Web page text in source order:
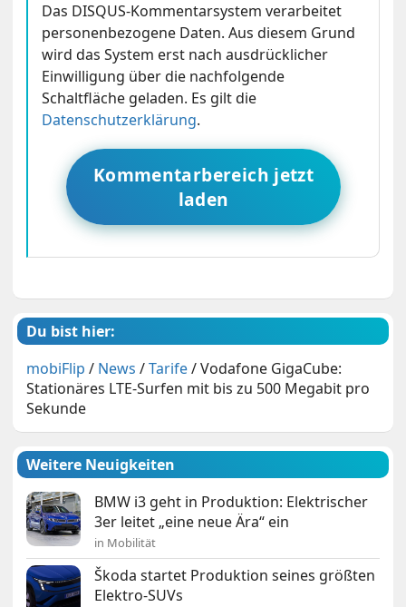
Das DISQUS-Kommentarsystem verarbeitet
personenbezogene Daten. Aus diesem Grund
wird das System erst nach ausdrücklicher
Einwilligung über die nachfolgende
Schaltfläche geladen. Es gilt die
Datenschutzerklärung.
Kommentarbereich jetzt
laden
Du bist hier:
mobiFlip / News /Tarife/Vodafone GigaCube:
Stationäres LTE-Surfen mit bis zu 500 Megabit pro
Sekunde
Weitere Neuigkeiten
BMW i3 geht in Produktion: Elektrischer
3er leitet „eine neue Ära“ ein
in Mobilität
Škoda startet Produktion seines größten
Elektro-SUVs